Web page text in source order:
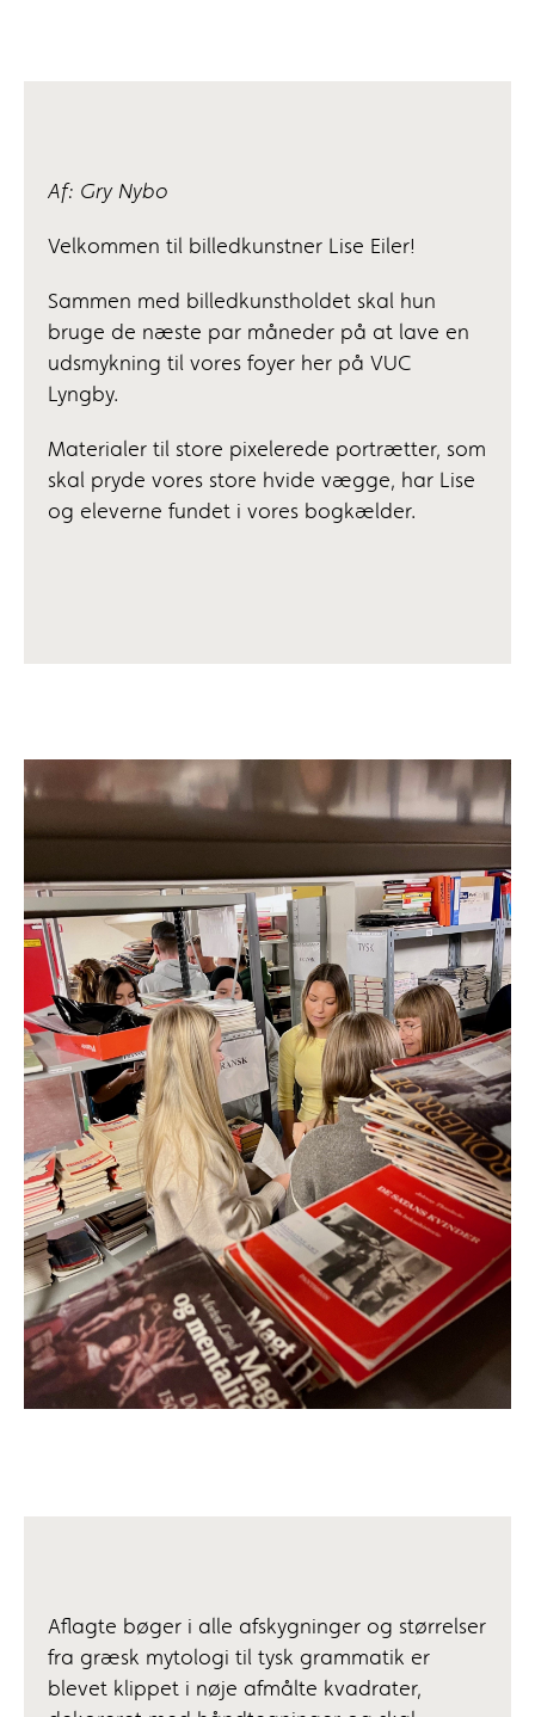
Af: Gry Nybo
Velkommen til billedkunstner Lise Eiler!
Sammen med billedkunstholdet skal hun
bruge de næste par måneder på at lave en
udsmykning til vores foyer her på VUC
Lyngby.
Materialer til store pixelerede portrætter, som
skal pryde vores store hvide vægge, har Lise
og eleverne fundet i vores bogkælder.
Aflagte bøger i alle afskygninger og størrelser
fra græsk mytologi til tysk grammatik er
blevet klippet i nøje afmålte kvadrater,